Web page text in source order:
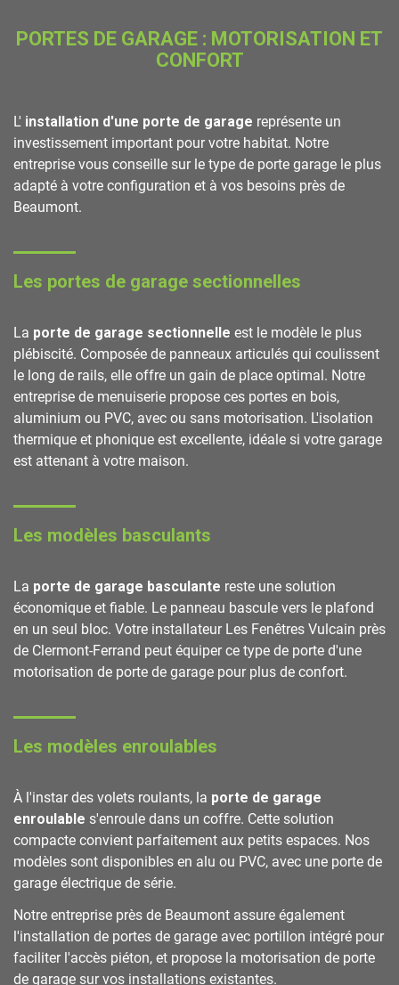
PORTES DE GARAGE : MOTORISATION ET
CONFORT
L' installation d'une porte de garage représente un
investissement important pour votre habitat. Notre
entreprise vous conseille sur le type de porte garage le plus
adapté à votre configuration et à vos besoins près de
Beaumont.
Les portes de garage sectionnelles
La porte de garage sectionnelle est le modèle le plus
plébiscité. Composée de panneaux articulés qui coulissent
le long de rails, elle offre un gain de place optimal. Notre
entreprise de menuiserie propose ces portes en bois,
aluminium ou PVC, avec ou sans motorisation. L'isolation
thermique et phonique est excellente, idéale si votre garage
est attenant à votre maison.
Les modèles basculants
La porte de garage basculante reste une solution
économique et fiable. Le panneau bascule vers le plafond
en un seul bloc. Votre installateur Les Fenêtres Vulcain près
de Clermont-Ferrand peut équiper ce type de porte d'une
motorisation de porte de garage pour plus de confort.
Les modèles enroulables
À l'instar des volets roulants, la porte de garage
enroulable s'enroule dans un coffre. Cette solution
compacte convient parfaitement aux petits espaces. Nos
modèles sont disponibles en alu ou PVC, avec une porte de
garage électrique de série.
Notre entreprise près de Beaumont assure également
l'installation de portes de garage avec portillon intégré pour
faciliter l'accès piéton, et propose la motorisation de porte
de garage sur vos installations existantes.